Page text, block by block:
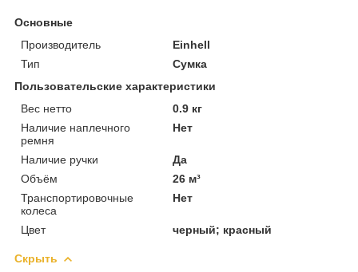
Основные
Производитель
Einhell
Тип
Сумка
Пользовательские характеристики
Вес нетто
0.9 кг
Наличие наплечного
ремня
Нет
Наличие ручки
Да
Объём
26 м³
Транспортировочные
колеса
Нет
Цвет черный; красный
Скрыть